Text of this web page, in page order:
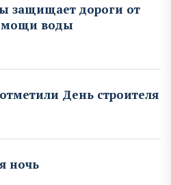
защищает дороги от
воды
День строителя
ночь